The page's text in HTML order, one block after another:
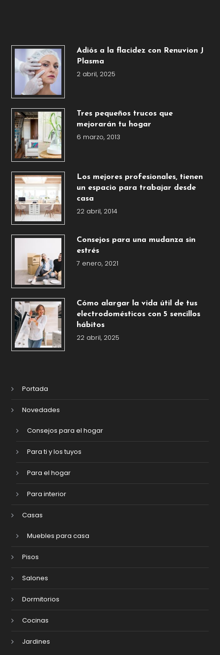
Adiós a la flacidez con Renuvion J
Plasma
2 abril, 2025
Tres pequeños trucos que
mejorarán tu hogar
6 marzo, 2013
Los mejores profesionales, tienen
un espacio para trabajar desde
casa
22 abril, 2014
Consejos para una mudanza sin
estrés
7 enero, 2021
Cómo alargar la vida útil de tus
electrodomésticos con 5 sencillos
hábitos
22 abril, 2025
Portada
Novedades
Consejos para el hogar
Para ti y los tuyos
Para el hogar
Para interior
Casas
Muebles para casa
Pisos
Salones
Dormitorios
Cocinas
Jardines